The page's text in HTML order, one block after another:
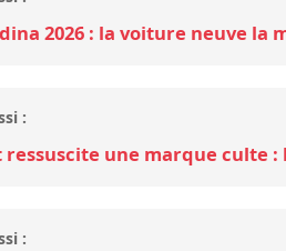
2026 : la voiture neuve la
:
ressuscite une marque culte
: